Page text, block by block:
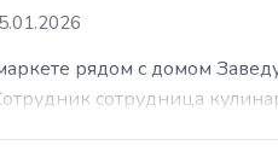
рядом с домом
сотрудница